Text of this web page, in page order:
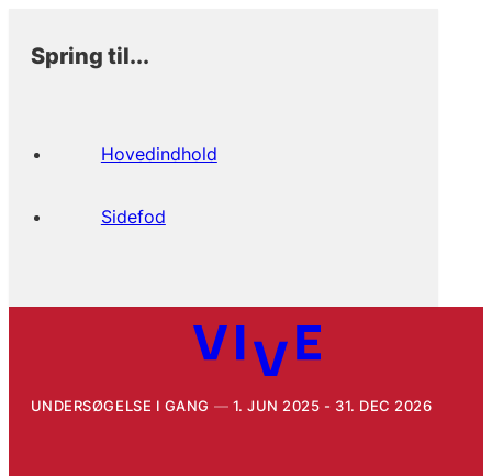
Spring til...
Hovedindhold
Sidefod
UNDERSØGELSE I GANG 1. JUN 2025 - 31. DEC 2026